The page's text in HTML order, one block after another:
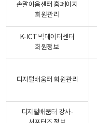
손말이음센터 홈페이지
회원관리
K-ICT 빅데이터센터
회원정보
디지털배움터 회원관리
디지털배움터 강사·